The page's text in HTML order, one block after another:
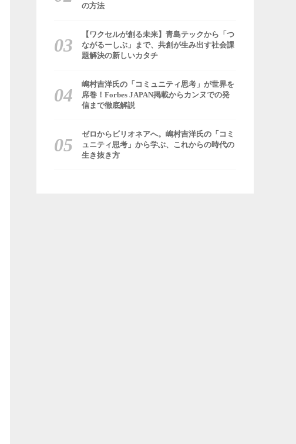
の方法
【ワクセルが創る未来】青島テックから「つ
ながるーしぶ」まで、共創が生み出す社会課
題解決の新しいカタチ
嶋村吉洋氏の「コミュニティ思考」が世界を
席巻！Forbes JAPAN掲載からカンヌでの発
信まで徹底解説
ゼロからビリオネアへ。嶋村吉洋氏の「コミ
ュニティ思考」から学ぶ、これからの時代の
生き抜き方